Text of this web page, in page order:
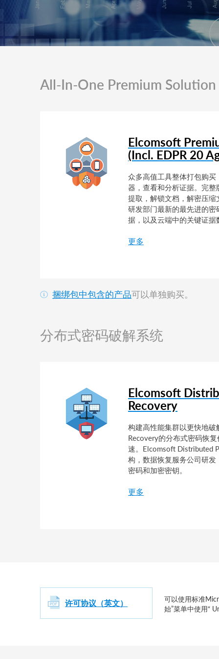
All-In-One Premium Solution
Elcomsoft
(Incl. EDPR 20
众多高值工具整体打包购
器，查看和分析证据。完
提取，解锁文档，解密压
研发部门最新的最先进的
据，以及云端中的关键证据
更多
捆绑包中包含的产品可以单独购买。
分布式密码破解系统
Elcomsoft
Recovery
构建高性能集群以更快地
Recovery的分布式密码恢
速。Elcomsoft Distributed
构，数据恢复服务公司研
密码和加密密钥。
更多
许可协议（英文）
可以使用标准
始”菜单中使用“